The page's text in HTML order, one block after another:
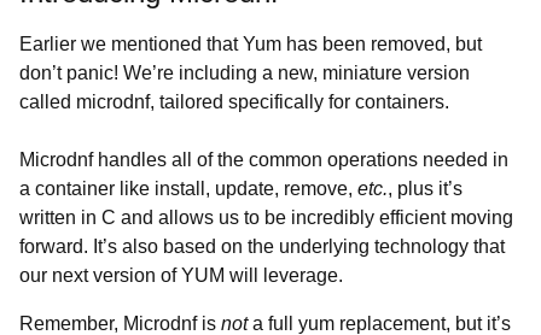
Earlier we mentioned that Yum has been removed, but
don’t panic! We’re including a new, miniature version
called microdnf, tailored specifically for containers.
Microdnf handles all of the common operations needed in
a container like install, update, remove, etc., plus it’s
written in C and allows us to be incredibly efficient moving
forward. It’s also based on the underlying technology that
our next version of YUM will leverage.
Remember, Microdnf is nota full yum replacement, but it’s